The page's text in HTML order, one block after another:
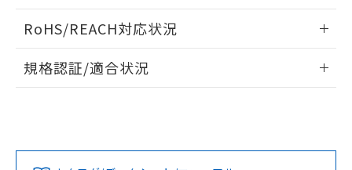
A: 20mm以上、B: 15mm以上
検出物体の大きさと材質による影響
ドすることができます。
ログイン/会員登録
ダウンロードデータをご利用いただく前に、以下を必ずお読
みください。
RoHS/REACH対応状況
EU RoHS 注意事項・凡例
規格認証/適合状況